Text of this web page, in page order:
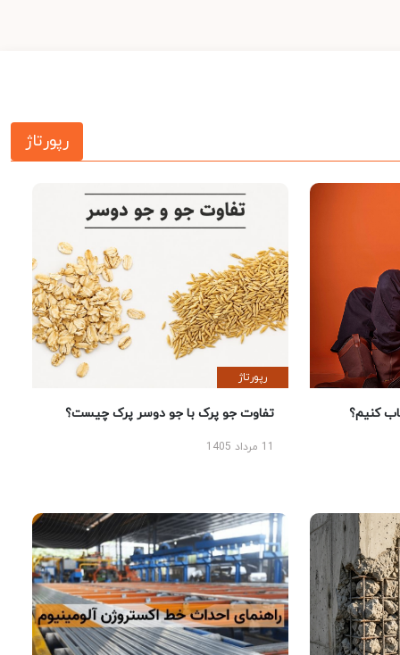
رپورتاژ
کنیم؟
رپورتاژ
تفاوت جو پرک با جو دوسر پرک چیست؟